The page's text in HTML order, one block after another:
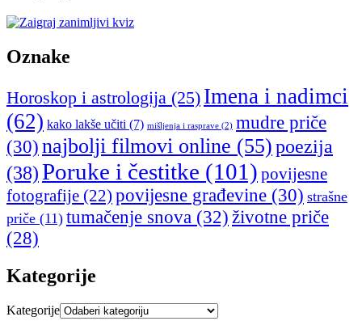
Oznake
Horoskop i astrologija (25) Imena i nadimci
(62) kako lakše učiti (7) mišljenja i rasprave (2) mudre priče
(30) najbolji filmovi online (55)poezija
(38)Poruke i čestitke (101) povijesne
fotografije (22) povijesne građevine (30) strašne
priče (11) tumačenje snova (32) životne priče
(28)
Kategorije
Kategorije